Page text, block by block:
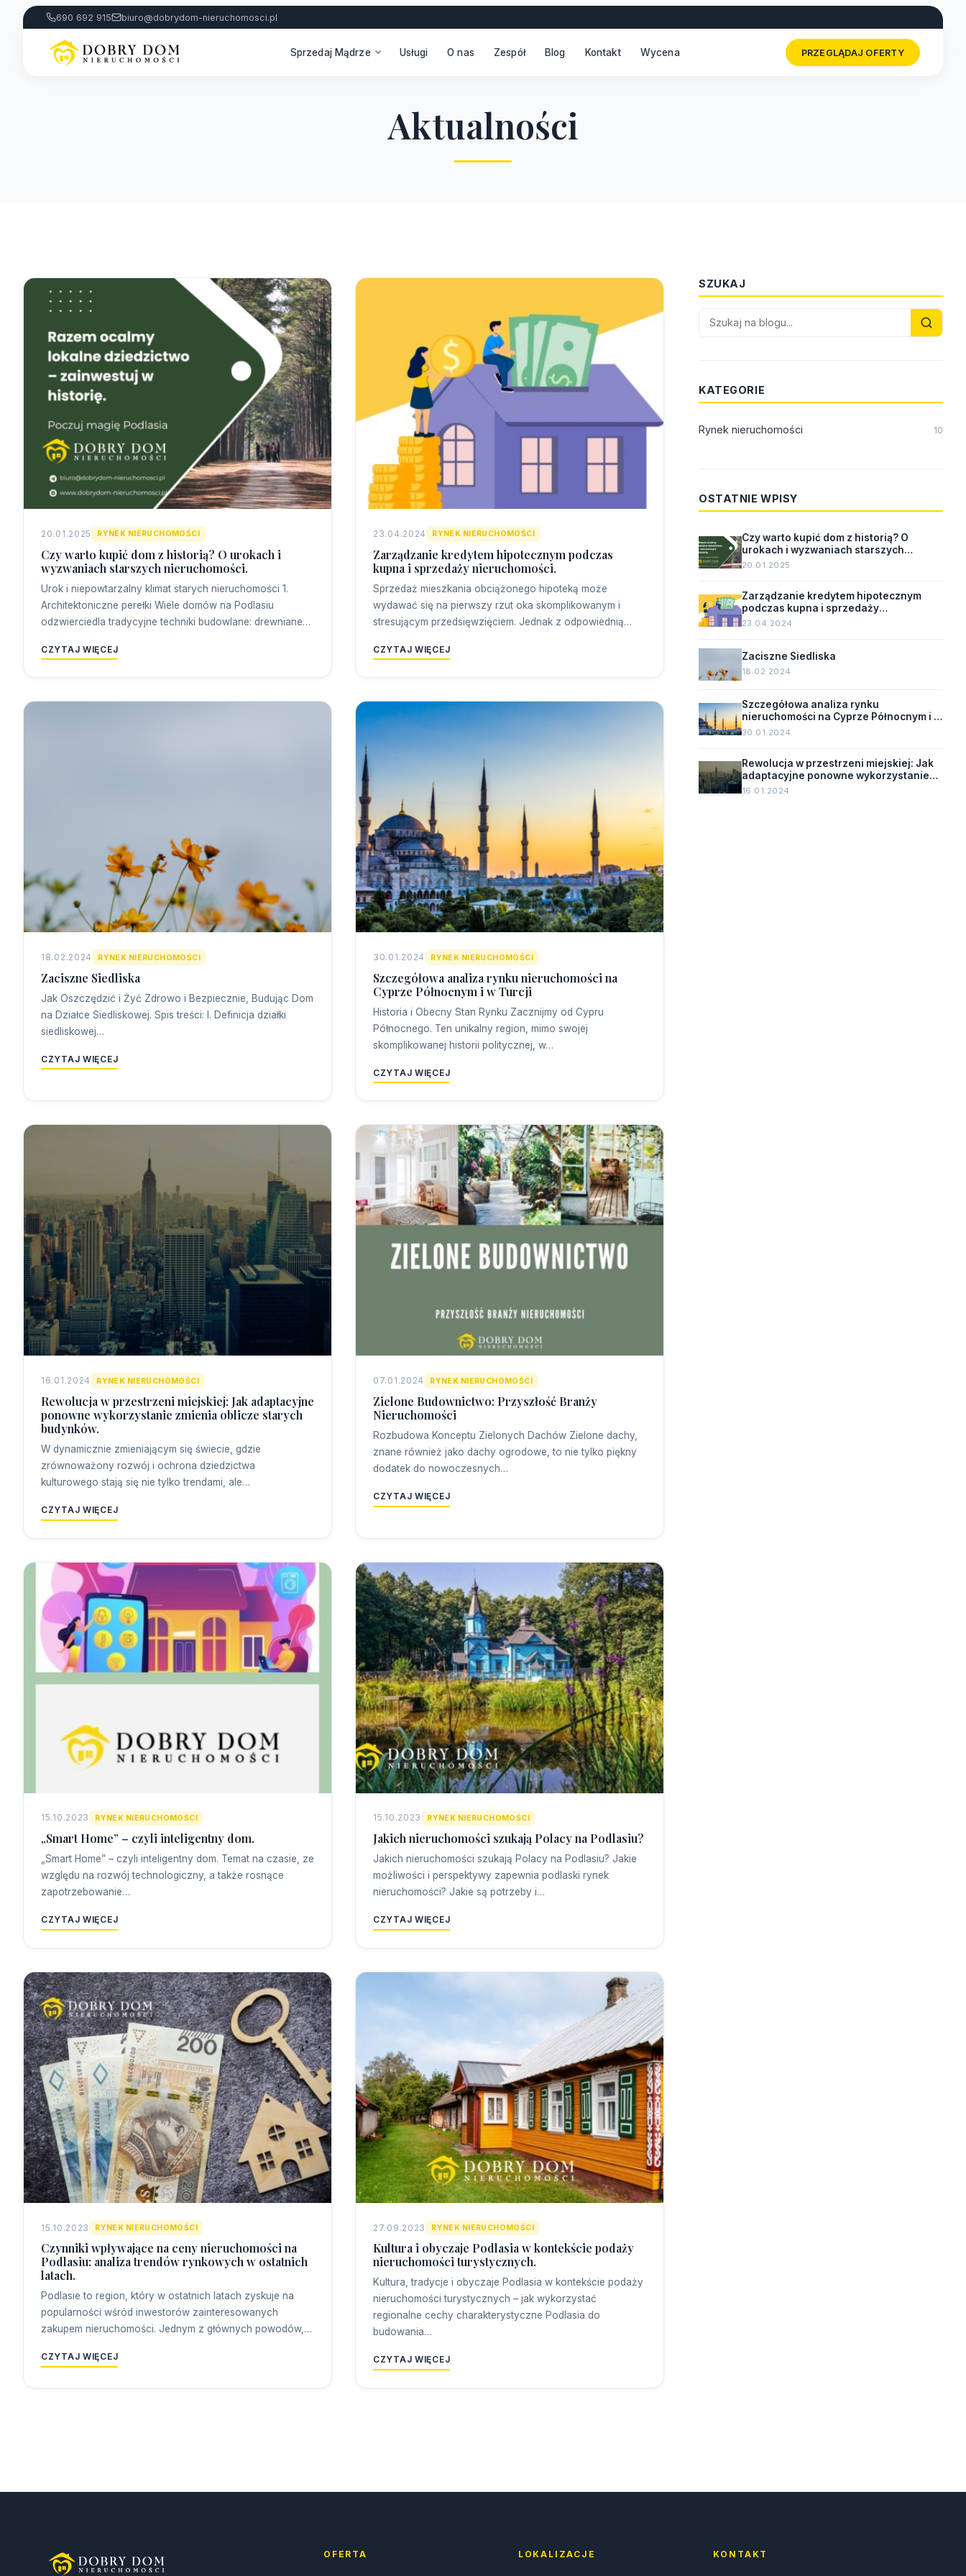
690 692 915 biuro@dobrydom-nieruchomosci.pl
Sprzedaj Mądrze Usługi O nas Zespół Blog Kontakt Wycena PRZEGLĄDAJ OFERTY
Aktualności
20.01.2025 RYNEK NIERUCHOMOŚCI
Czy warto kupić dom z historią? O urokach i
wyzwaniach starszych nieruchomości.
Urok i niepowtarzalny klimat starych nieruchomości 1.
Architektoniczne perełki Wiele domów na Podlasiu
odzwierciedla tradycyjne techniki budowlane: drewniane…
CZYTAJ WIĘCEJ
23.04.2024 RYNEK NIERUCHOMOŚCI
Zarządzanie kredytem hipotecznym podczas
kupna i sprzedaży nieruchomości.
Sprzedaż mieszkania obciążonego hipoteką może
wydawać się na pierwszy rzut oka skomplikowanym i
stresującym przedsięwzięciem. Jednak z odpowiednią…
CZYTAJ WIĘCEJ
18.02.2024 RYNEK NIERUCHOMOŚCI
Zaciszne Siedliska
Jak Oszczędzić i Żyć Zdrowo i Bezpiecznie, Budując Dom
na Działce Siedliskowej. Spis treści: I. Definicja działki
siedliskowej…
CZYTAJ WIĘCEJ
30.01.2024 RYNEK NIERUCHOMOŚCI
Szczegółowa analiza rynku nieruchomości na
Cyprze Północnym i w Turcji
Historia i Obecny Stan Rynku Zacznijmy od Cypru
Północnego. Ten unikalny region, mimo swojej
skomplikowanej historii politycznej, w…
CZYTAJ WIĘCEJ
16.01.2024 RYNEK NIERUCHOMOŚCI
Rewolucja w przestrzeni miejskiej: Jak adaptacyjne
ponowne wykorzystanie zmienia oblicze starych
budynków.
W dynamicznie zmieniającym się świecie, gdzie
zrównoważony rozwój i ochrona dziedzictwa
kulturowego stają się nie tylko trendami, ale…
CZYTAJ WIĘCEJ
07.01.2024 RYNEK NIERUCHOMOŚCI
Zielone Budownictwo: Przyszłość Branży
Nieruchomości
Rozbudowa Konceptu Zielonych Dachów Zielone dachy,
znane również jako dachy ogrodowe, to nie tylko piękny
dodatek do nowoczesnych…
CZYTAJ WIĘCEJ
15.10.2023 RYNEK NIERUCHOMOŚCI
„Smart Home” – czyli inteligentny dom.
„Smart Home” – czyli inteligentny dom. Temat na czasie, ze
względu na rozwój technologiczny, a także rosnące
zapotrzebowanie…
CZYTAJ WIĘCEJ
15.10.2023 RYNEK NIERUCHOMOŚCI
Jakich nieruchomości szukają Polacy na Podlasiu?
Jakich nieruchomości szukają Polacy na Podlasiu? Jakie
możliwości i perspektywy zapewnia podlaski rynek
nieruchomości? Jakie są potrzeby i…
CZYTAJ WIĘCEJ
15.10.2023 RYNEK NIERUCHOMOŚCI
Czynniki wpływające na ceny nieruchomości na
Podlasiu: analiza trendów rynkowych w ostatnich
latach.
Podlasie to region, który w ostatnich latach zyskuje na
popularności wśród inwestorów zainteresowanych
zakupem nieruchomości. Jednym z głównych powodów,…
CZYTAJ WIĘCEJ
27.09.2023 RYNEK NIERUCHOMOŚCI
Kultura i obyczaje Podlasia w kontekście podaży
nieruchomości turystycznych.
Kultura, tradycje i obyczaje Podlasia w kontekście podaży
nieruchomości turystycznych – jak wykorzystać
regionalne cechy charakterystyczne Podlasia do
budowania…
CZYTAJ WIĘCEJ
SZUKAJ
KATEGORIE
Rynek nieruchomości 10
OSTATNIE WPISY
Czy warto kupić dom z historią? O
urokach i wyzwaniach starszych
nieruchomości.
20.01.2025
Zarządzanie kredytem hipotecznym
podczas kupna i sprzedaży
nieruchomości.
23.04.2024
Zaciszne Siedliska
18.02.2024
Szczegółowa analiza rynku
nieruchomości na Cyprze Północnym i w
Turcji
30.01.2024
Rewolucja w przestrzeni miejskiej: Jak
adaptacyjne ponowne wykorzystanie
zmienia oblicze starych budynków.
16.01.2024
OFERTA LOKALIZACJE KONTAKT